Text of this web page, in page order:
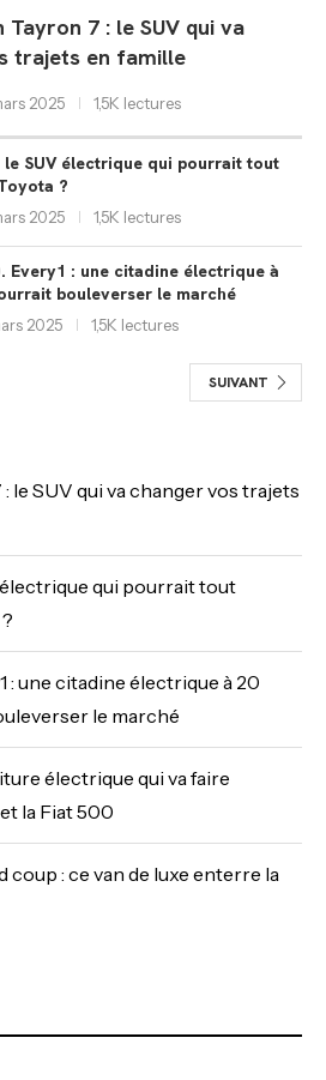
Tayron 7 : le SUV qui va
trajets en famille
2025 1,5K lectures
SUV électrique qui pourrait tout
?
2025 1,5K lectures
Every1 : une citadine électrique à
bouleverser le marché
2025 1,5K lectures
SUIVANT
le SUV qui va changer vos trajets
électrique qui pourrait tout
: une citadine électrique à 20
le marché
électrique qui va faire
la Fiat 500
coup : ce van de luxe enterre la